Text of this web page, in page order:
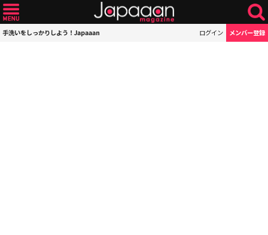
手洗いをしっかりしよう！Japaaan ログイン メンバー登録